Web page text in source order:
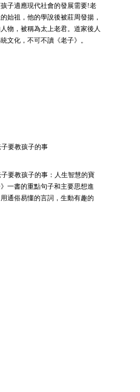
子適應現代社會的發展需要!老
始祖，他的學說後被莊周發揚，
物，被稱為太上老君。道家後人
文化，不可不讀《老子》。
要教孩子的事
要教孩子的事：人生智慧的寶
一書的重點句子和主要思想進
通俗易懂的言詞，生動有趣的